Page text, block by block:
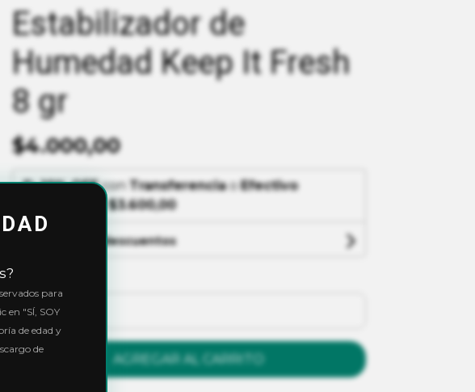
Estabilizador de
Humedad Keep It Fresh
8 gr
$4.000,00
10% OFFcon TransferenciaoEfectivo
Precio final:$3.600,00
Ver cuotas y descuentos
AGREGAR AL CARRITO
para
en "SÍ, SOY
de edad y
de